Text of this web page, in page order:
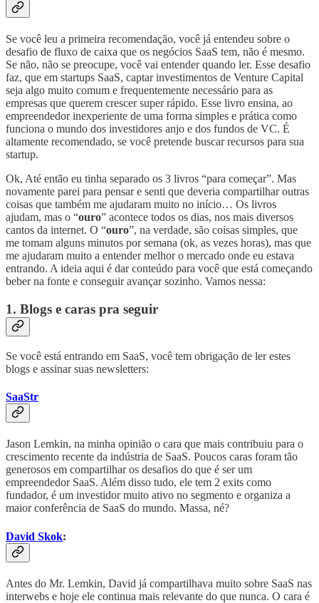
Se você leu a primeira recomendação, você já entendeu sobre o
desafio de fluxo de caixa que os negócios SaaS tem, não é mesmo.
Se não, não se preocupe, você vai entender quando ler. Esse desafio
faz, que em startups SaaS, captar investimentos de Venture Capital
seja algo muito comum e frequentemente necessário para as
empresas que querem crescer super rápido. Esse livro ensina, ao
empreendedor inexperiente de uma forma simples e prática como
funciona o mundo dos investidores anjo e dos fundos de VC. É
altamente recomendado, se você pretende buscar recursos para sua
startup.
Ok, Até então eu tinha separado os 3 livros “para começar”. Mas
novamente parei para pensar e senti que deveria compartilhar outras
coisas que também me ajudaram muito no início… Os livros
ajudam, mas o “ouro” acontece todos os dias, nos mais diversos
cantos da internet. O “ouro”, na verdade, são coisas simples, que
me tomam alguns minutos por semana (ok, as vezes horas), mas que
me ajudaram muito a entender melhor o mercado onde eu estava
entrando. A ideia aqui é dar conteúdo para você que está começando
beber na fonte e conseguir avançar sozinho. Vamos nessa:
1. Blogs e caras pra seguir
Se você está entrando em SaaS, você tem obrigação de ler estes
blogs e assinar suas newsletters:
SaaStr
Jason Lemkin, na minha opinião o cara que mais contribuiu para o
crescimento recente da indústria de SaaS. Poucos caras foram tão
generosos em compartilhar os desafios do que é ser um
empreendedor SaaS. Além disso tudo, ele tem 2 exits como
fundador, é um investidor muito ativo no segmento e organiza a
maior conferência de SaaS do mundo. Massa, né?
David Skok:
Antes do Mr. Lemkin, David já compartilhava muito sobre SaaS nas
interwebs e hoje ele continua mais relevante do que nunca. O cara é